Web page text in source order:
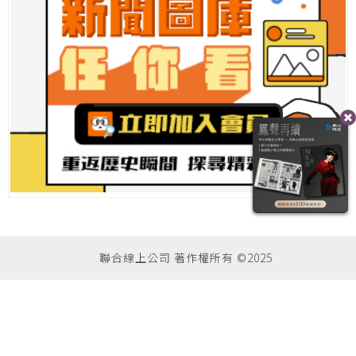
聯合線上公司 著作權所有 ©2025